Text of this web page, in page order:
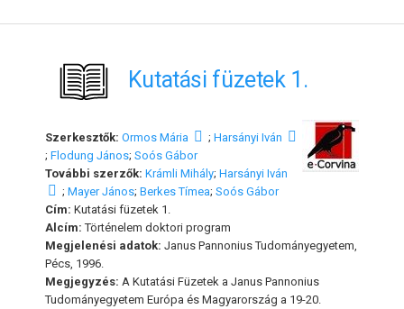
Kutatási füzetek 1.
Szerkesztők: Ormos Mária ; Harsányi Iván
; Flodung János; Soós Gábor
További szerzők: Krámli Mihály; Harsányi Iván
; Mayer János; Berkes Tímea; Soós Gábor
Cím: Kutatási füzetek 1.
Alcím: Történelem doktori program
Megjelenési adatok: Janus Pannonius Tudományegyetem,
Pécs, 1996.
Megjegyzés: A Kutatási Füzetek a Janus Pannonius
Tudományegyetem Európa és Magyarország a 19-20.